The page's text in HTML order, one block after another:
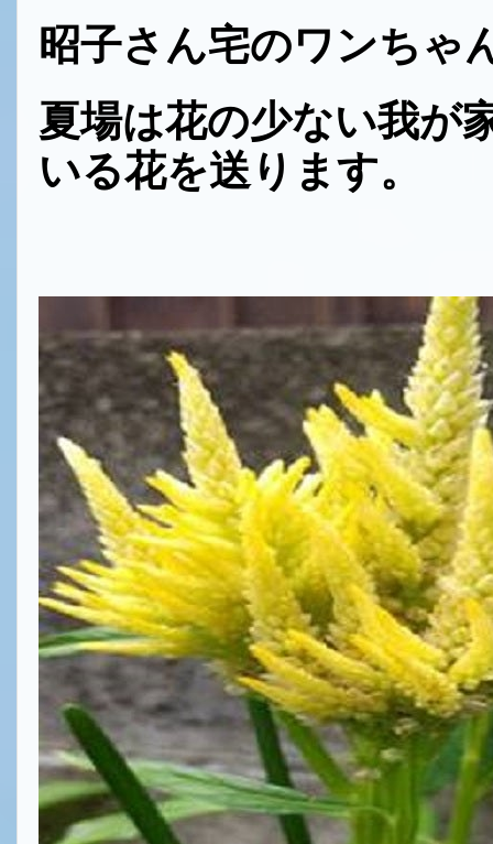
昭子さん宅のワンちゃ
夏場は花の少ない我が
いる花を送ります。